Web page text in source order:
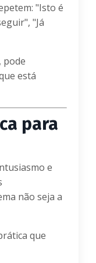
"Isto é
"Já
pode
está
para
e
não seja a
que